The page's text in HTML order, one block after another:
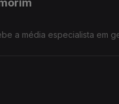
a média especialista em